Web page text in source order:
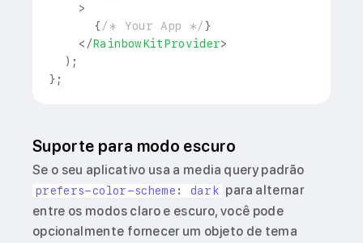
>
{ /* Your App */ }
</RainbowKitProvider>
) ;
} ;
Suporte para modo escuro
Se o seu aplicativo usa a media query padrão
prefers-color-scheme: dark para alternar
entre os modos claro e escuro, você pode
opcionalmente fornecer um objeto de tema